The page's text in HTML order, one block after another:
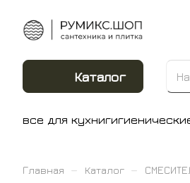
Каталог
все для кухни
Главная – Каталог –